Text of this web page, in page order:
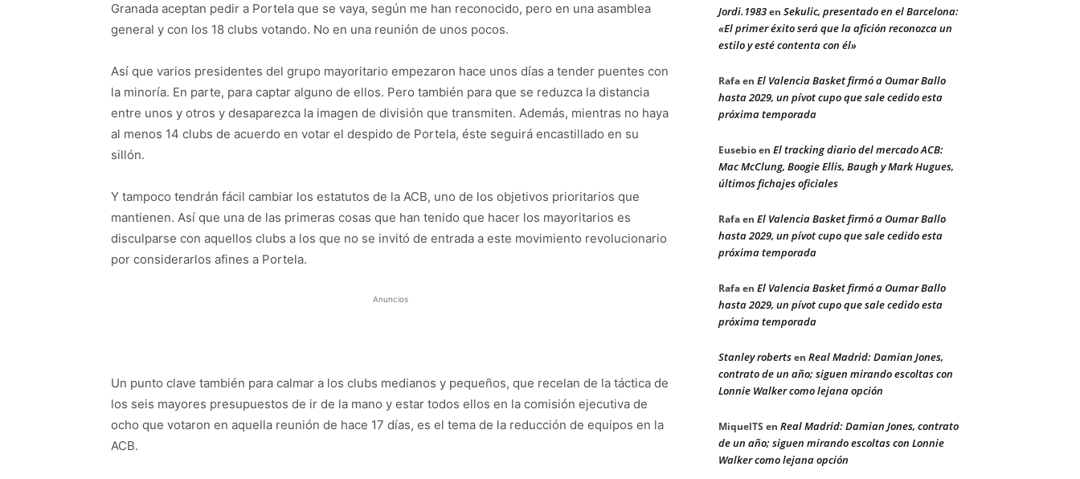
Granada aceptan pedir a Portela que se vaya, según me han reconocido, pero en una asamblea
general y con los 18 clubs votando. No en una reunión de unos pocos.
Así que varios presidentes del grupo mayoritario empezaron hace unos días a tender puentes con
la minoría. En parte, para captar alguno de ellos. Pero también para que se reduzca la distancia
entre unos y otros y desaparezca la imagen de división que transmiten. Además, mientras no haya
al menos 14 clubs de acuerdo en votar el despido de Portela, éste seguirá encastillado en su
sillón.
Y tampoco tendrán fácil cambiar los estatutos de la ACB, uno de los objetivos prioritarios que
mantienen. Así que una de las primeras cosas que han tenido que hacer los mayoritarios es
disculparse con aquellos clubs a los que no se invitó de entrada a este movimiento revolucionario
por considerarlos afines a Portela.
Anuncios
Un punto clave también para calmar a los clubs medianos y pequeños, que recelan de la táctica de
los seis mayores presupuestos de ir de la mano y estar todos ellos en la comisión ejecutiva de
ocho que votaron en aquella reunión de hace 17 días, es el tema de la reducción de equipos en la
ACB.
Jordi.1983en Sekulic, presentado en el Barcelona:
«El primer éxito será que la afición reconozca un
estilo y esté contenta con él»
Rafaen El Valencia Basket firmó a Oumar Ballo
hasta 2029, un pívot cupo que sale cedido esta
próxima temporada
Eusebioen El tracking diario del mercado ACB:
Mac McClung, Boogie Ellis, Baugh y Mark Hugues,
últimos fichajes oficiales
Rafaen El Valencia Basket firmó a Oumar Ballo
hasta 2029, un pívot cupo que sale cedido esta
próxima temporada
Rafaen El Valencia Basket firmó a Oumar Ballo
hasta 2029, un pívot cupo que sale cedido esta
próxima temporada
Stanley robertsen Real Madrid: Damian Jones,
contrato de un año; siguen mirando escoltas con
Lonnie Walker como lejana opción
MiquelTS en Real Madrid: Damian Jones, contrato
de un año; siguen mirando escoltas con Lonnie
Walker como lejana opción